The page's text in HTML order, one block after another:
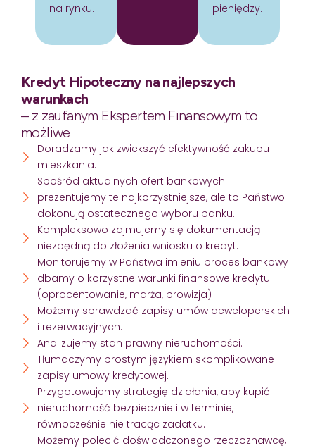
na rynku.
pieniędzy.
Kredyt Hipoteczny na najlepszych
warunkach
– z zaufanym Ekspertem Finansowym to
możliwe
Doradzamy jak zwiekszyć efektywność zakupu
mieszkania.
Spośród aktualnych ofert bankowych
prezentujemy te najkorzystniejsze, ale to Państwo
dokonują ostatecznego wyboru banku.
Kompleksowo zajmujemy się dokumentacją
niezbędną do złożenia wniosku o kredyt.
Monitorujemy w Państwa imieniu proces bankowy i
dbamy o korzystne warunki finansowe kredytu
(oprocentowanie, marża, prowizja)
Możemy sprawdzać zapisy umów deweloperskich
i rezerwacyjnych.
Analizujemy stan prawny nieruchomości.
Tłumaczymy prostym językiem skomplikowane
zapisy umowy kredytowej.
Przygotowujemy strategię działania, aby kupić
nieruchomość bezpiecznie i w terminie,
równocześnie nie tracąc zadatku.
Możemy polecić doświadczonego rzeczoznawcę,